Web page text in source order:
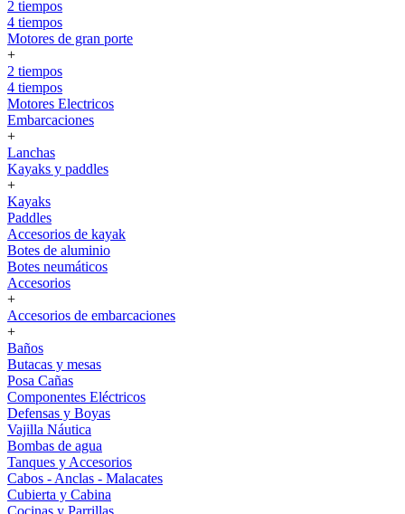
2 tiempos
4 tiempos
Motores de gran porte
+
2 tiempos
4 tiempos
Motores Electricos
Embarcaciones
+
Lanchas
Kayaks y paddles
+
Kayaks
Paddles
Accesorios de kayak
Botes de aluminio
Botes neumáticos
Accesorios
+
Accesorios de embarcaciones
+
Baños
Butacas y mesas
Posa Cañas
Componentes Eléctricos
Defensas y Boyas
Vajilla Náutica
Bombas de agua
Tanques y Accesorios
Cabos - Anclas - Malacates
Cubierta y Cabina
Cocinas y Parrillas